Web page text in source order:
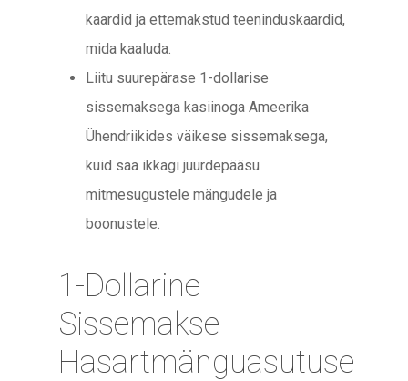
kaardid ja ettemakstud teeninduskaardid,
mida kaaluda.
Liitu suurepärase 1-dollarise
sissemaksega kasiinoga Ameerika
Ühendriikides väikese sissemaksega,
kuid saa ikkagi juurdepääsu
mitmesugustele mängudele ja
boonustele.
1-Dollarine
Sissemakse
Hasartmänguasutuse